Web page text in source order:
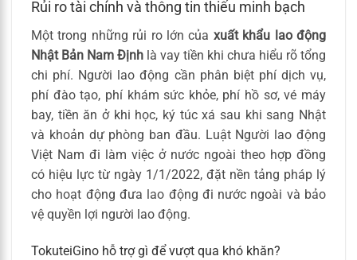
Rủi ro tài chính và thông tin thiếu minh bạch
Một trong những rủi ro lớn của xuất khẩu lao động
Nhật Bản Nam Định là vay tiền khi chưa hiểu rõ tổng
chi phí. Người lao động cần phân biệt phí dịch vụ,
phí đào tạo, phí khám sức khỏe, phí hồ sơ, vé máy
bay, tiền ăn ở khi học, ký túc xá sau khi sang Nhật
và khoản dự phòng ban đầu. Luật Người lao động
Việt Nam đi làm việc ở nước ngoài theo hợp đồng
có hiệu lực từ ngày 1/1/2022, đặt nền tảng pháp lý
cho hoạt động đưa lao động đi nước ngoài và bảo
vệ quyền lợi người lao động.
TokuteiGino hỗ trợ gì để vượt qua khó khăn?